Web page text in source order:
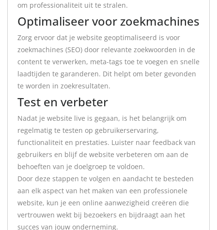
om professionaliteit uit te stralen.
Optimaliseer voor zoekmachines
Zorg ervoor dat je website geoptimaliseerd is voor
zoekmachines (SEO) door relevante zoekwoorden in de
content te verwerken, meta-tags toe te voegen en snelle
laadtijden te garanderen. Dit helpt om beter gevonden
te worden in zoekresultaten.
Test en verbeter
Nadat je website live is gegaan, is het belangrijk om
regelmatig te testen op gebruikerservaring,
functionaliteit en prestaties. Luister naar feedback van
gebruikers en blijf de website verbeteren om aan de
behoeften van je doelgroep te voldoen.
Door deze stappen te volgen en aandacht te besteden
aan elk aspect van het maken van een professionele
website, kun je een online aanwezigheid creëren die
vertrouwen wekt bij bezoekers en bijdraagt aan het
succes van jouw onderneming.